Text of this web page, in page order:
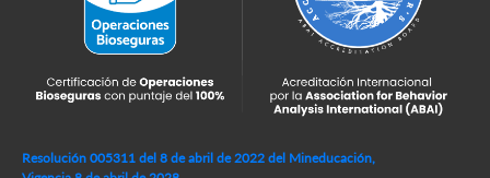
Resolución 005311 del 8 de abril de 2022 del Mineducación,